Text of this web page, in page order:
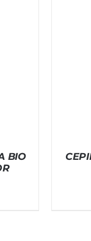
BIO